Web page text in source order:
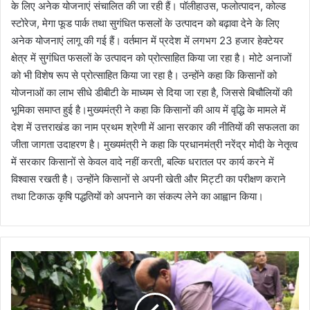
के लिए अनेक योजनाएं संचालित की जा रही हैं। पॉलीहाउस, फलोत्पादन, कोल्ड
स्टोरेज, मेगा फूड पार्क तथा सुगंधित फसलों के उत्पादन को बढ़ावा देने के लिए
अनेक योजनाएं लागू की गई हैं। वर्तमान में प्रदेश में लगभग 23 हजार हेक्टेयर
क्षेत्र में सुगंधित फसलों के उत्पादन को प्रोत्साहित किया जा रहा है। मोटे अनाजों
को भी विशेष रूप से प्रोत्साहित किया जा रहा है। उन्होंने कहा कि किसानों को
योजनाओं का लाभ सीधे डीबीटी के माध्यम से दिया जा रहा है, जिससे बिचौलियों की
भूमिका समाप्त हुई है।मुख्यमंत्री ने कहा कि किसानों की आय में वृद्धि के मामले में
देश में उत्तराखंड का नाम प्रथम श्रेणी में आना सरकार की नीतियों की सफलता का
जीता जागता उदाहरण है। मुख्यमंत्री ने कहा कि प्रधानमंत्री नरेंद्र मोदी के नेतृत्व
में सरकार किसानों से केवल वादे नहीं करती, बल्कि धरातल पर कार्य करने में
विश्वास रखती है। उन्होंने किसानों से अपनी खेती और मिट्टी का परीक्षण कराने
तथा टिकाऊ कृषि पद्धतियों को अपनाने का संकल्प लेने का आह्वान किया।
प
र्या
व
र